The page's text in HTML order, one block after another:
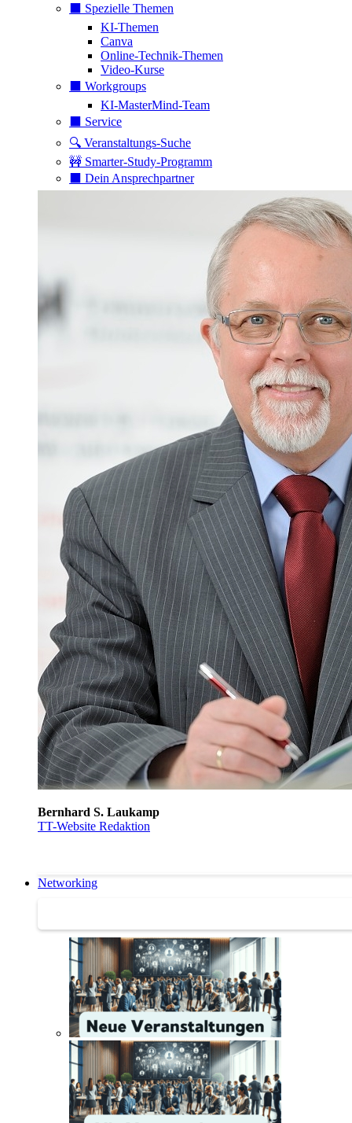
⬛️ Spezielle Themen
KI-Themen
Canva
Online-Technik-Themen
Video-Kurse
⬛️ Workgroups
KI-MasterMind-Team
⬛️ Service
🔍 Veranstaltungs-Suche
🚧 Smarter-Study-Programm
⬛️ Dein Ansprechpartner
Bernhard S. Laukamp
TT-Website Redaktion
Networking